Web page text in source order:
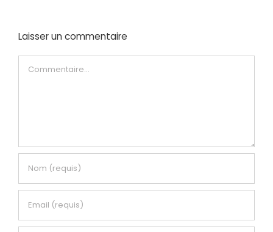
Laisser un commentaire